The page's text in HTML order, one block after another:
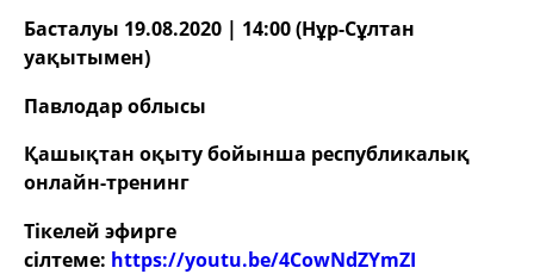
Басталуы 19.08.2020 | 14:00 (Нұр-Сұлтан
уақытымен)
Павлодар облысы
Қашықтан оқыту бойынша республикалық
онлайн-тренинг
Тікелей эфирге
сілтеме: https://youtu.be/4CowNdZYmZI